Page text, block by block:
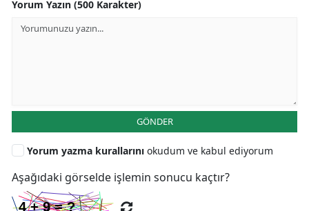
Yorum Yazın (500 Karakter)
GÖNDER
Yorum yazma kurallarını okudum ve kabul ediyorum
Aşağıdaki görselde işlemin sonucu kaçtır?